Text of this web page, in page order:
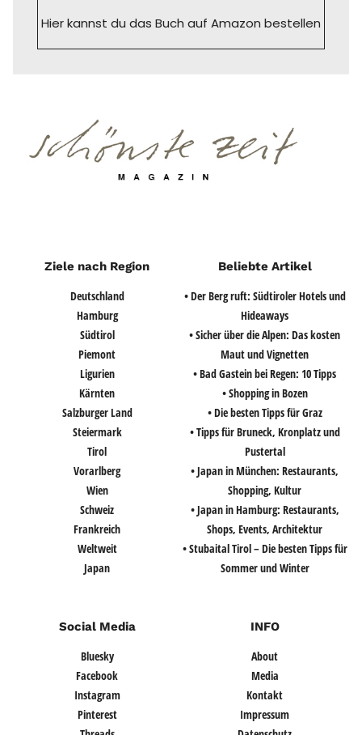
Hier kannst du das Buch auf Amazon bestellen
Ziele nach Region
Deutschland
Hamburg
Südtirol
Piemont
Ligurien
Kärnten
Salzburger Land
Steiermark
Tirol
Vorarlberg
Wien
Schweiz
Frankreich
Weltweit
Japan
Beliebte Artikel
• Der Berg ruft: Südtiroler Hotels und
Hideaways
• Sicher über die Alpen: Das kosten
Maut und Vignetten
• Bad Gastein bei Regen: 10 Tipps
• Shopping in Bozen
• Die besten Tipps für Graz
• Tipps für Bruneck, Kronplatz und
Pustertal
• Japan in München: Restaurants,
Shopping, Kultur
• Japan in Hamburg: Restaurants,
Shops, Events, Architektur
• Stubaital Tirol – Die besten Tipps für
Sommer und Winter
Social Media
Bluesky
Facebook
Instagram
Pinterest
INFO
About
Media
Kontakt
Impressum